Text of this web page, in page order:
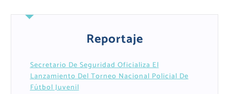
Reportaje
Secretario De Seguridad Oficializa El
Lanzamiento Del Torneo Nacional Policial De
Fútbol Juvenil